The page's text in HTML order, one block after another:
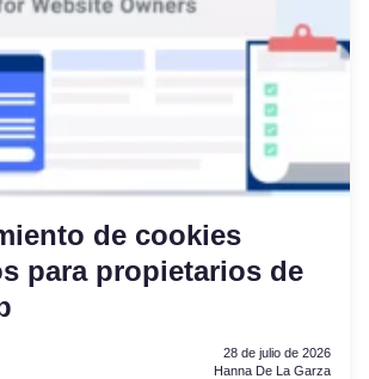
de cookies
para propietarios de
28 de julio de 2026
Hanna De La Garza